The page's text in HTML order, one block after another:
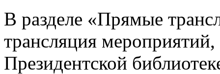
В разделе «Прямые
трансляция
Президентской